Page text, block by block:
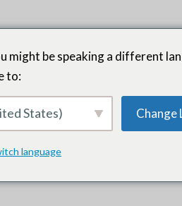
vice-président du
choisir. En fin de compte, nous
nous avions fait la recherche nous-
might be speaking a different
to:
States) Change
language